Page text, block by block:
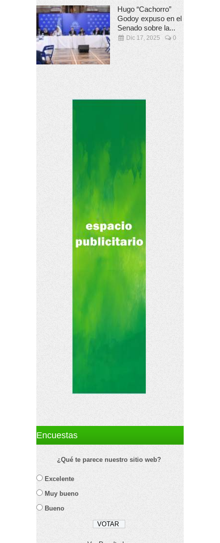
Hugo “Cachorro”
Godoy expuso en el
Senado sobre la...
Dic 17, 2025 0
Encuestas
¿Qué te parece nuestro sitio web?
Excelente
Muy bueno
Bueno